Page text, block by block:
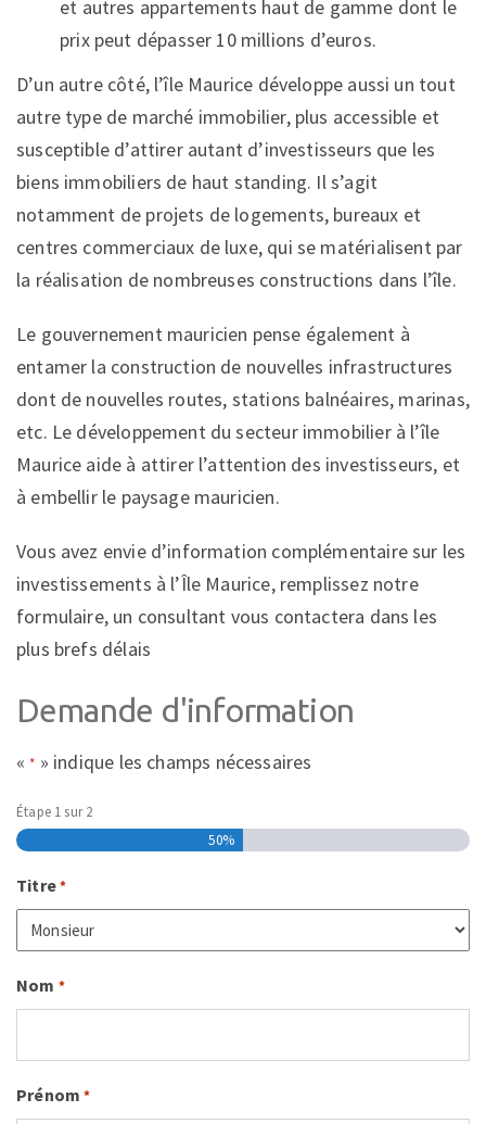
et autres appartements haut de gamme dont le
prix peut dépasser 10 millions d’euros.
D’un autre côté, l’île Maurice développe aussi un tout
autre type de marché immobilier, plus accessible et
susceptible d’attirer autant d’investisseurs que les
biens immobiliers de haut standing. Il s’agit
notamment de projets de logements, bureaux et
centres commerciaux de luxe, qui se matérialisent par
la réalisation de nombreuses constructions dans l’île.
Le gouvernement mauricien pense également à
entamer la construction de nouvelles infrastructures
dont de nouvelles routes, stations balnéaires, marinas,
etc. Le développement du secteur immobilier à l’île
Maurice aide à attirer l’attention des investisseurs, et
à embellir le paysage mauricien.
Vous avez envie d’information complémentaire sur les
investissements à l’Île Maurice, remplissez notre
formulaire, un consultant vous contactera dans les
plus brefs délais
Demande d'information
«* » indique les champs nécessaires
Étape 1 sur2
50%
Titre*
Nom *
Prénom *